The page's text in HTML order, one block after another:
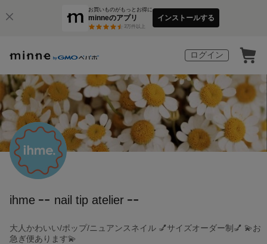
お買いものがもっとお得に
minneのアプリ
3万件以上
インストールする
ログイン
ihme ╍ nail tip atelier ╍
大人かわいい/ポップ/ニュアンスネイル 💅サイズオーダー制💅 💫お
急ぎ便あります💫